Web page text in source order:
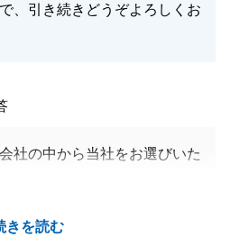
、引き続きどうぞよろしくお
きを読む
社の中から当社をお選びいた
ができ、大変感謝しておりま